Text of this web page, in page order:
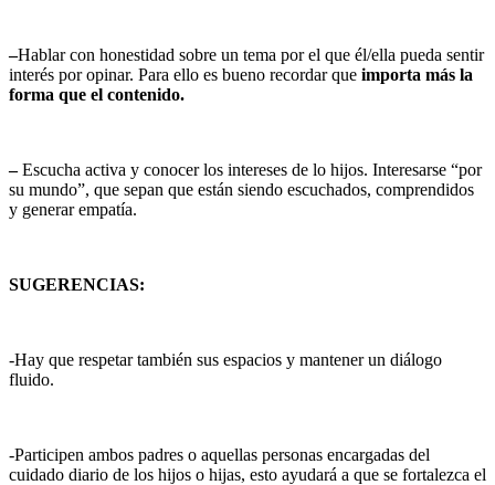
–Hablar con honestidad sobre un tema por el que él/ella pueda sentir
interés por opinar. Para ello es bueno recordar que importa más la
forma que el contenido.
–Escucha activa y conocer los intereses de lo hijos. Interesarse “por
su mundo”, que sepan que están siendo escuchados, comprendidos
y generar empatía.
SUGERENCIAS:
-Hay que respetar también sus espacios y mantener un diálogo
fluido.
-Participen ambos padres o aquellas personas encargadas del
cuidado diario de los hijos o hijas, esto ayudará a que se fortalezca el